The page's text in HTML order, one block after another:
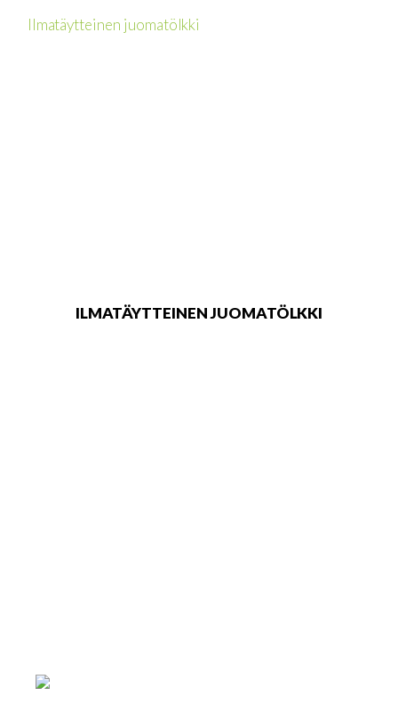
ILMATÄYTTEINEN JUOMATÖLKKI